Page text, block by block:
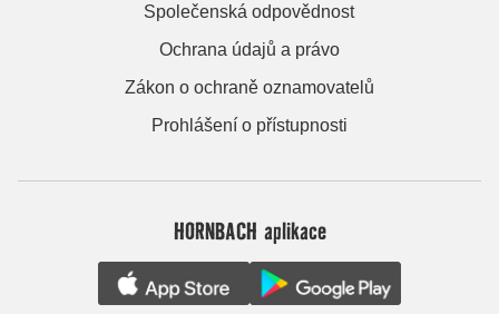
Společenská odpovědnost
Ochrana údajů a právo
Zákon o ochraně oznamovatelů
Prohlášení o přístupnosti
HORNBACH aplikace